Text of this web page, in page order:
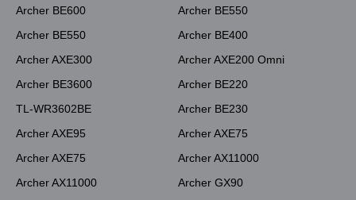
Archer BE600
Archer BE550
Archer BE550
Archer BE400
Archer AXE300
Archer AXE200 Omni
Archer BE3600
Archer BE220
TL-WR3602BE
Archer BE230
Archer AXE95
Archer AXE75
Archer AXE75
Archer AX11000
Archer AX11000
Archer GX90